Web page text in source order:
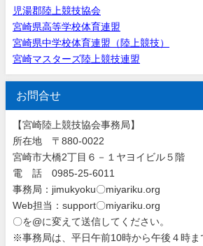
児湯郡陸上競技協会
宮崎県高等学校体育連盟
宮崎県中学校体育連盟（陸上競技）
宮崎マスターズ陸上競技連盟
お問合せ
【宮崎陸上競技協会事務局】
所在地 〒880-0022
宮崎市大橋2丁目６－１ヤヨイビル５階
電 話 0985-25-6011
事務局：jimukyoku〇miyariku.org
Web担当：support〇miyariku.org
〇を@に変えて送信してください。
※事務局は、平日午前10時から午後４時ま